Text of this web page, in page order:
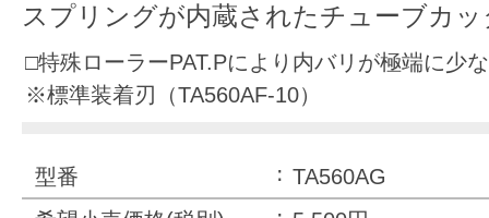
スプリングが内蔵されたチューブカッ
□特殊ローラーPAT.Pにより内バリが極端に少
※標準装着刃（TA560AF-10）
型番
TA560AG